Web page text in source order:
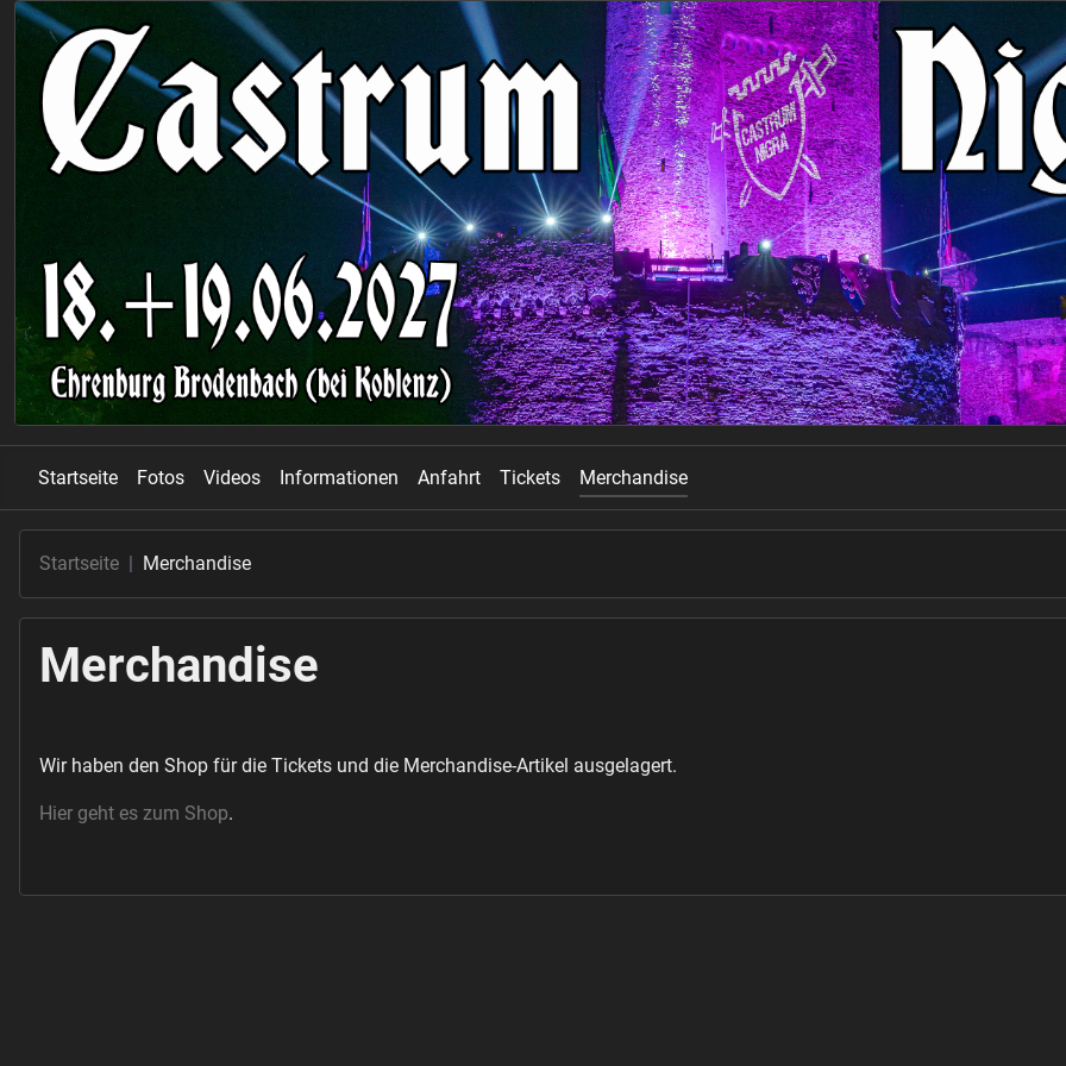
Startseite Fotos Videos Informationen Anfahrt Tickets Merchandise
Startseite Merchandise
Merchandise
Wir haben den Shop für die Tickets und die Merchandise-Artikel ausgelagert.
Hier geht es zum Shop.